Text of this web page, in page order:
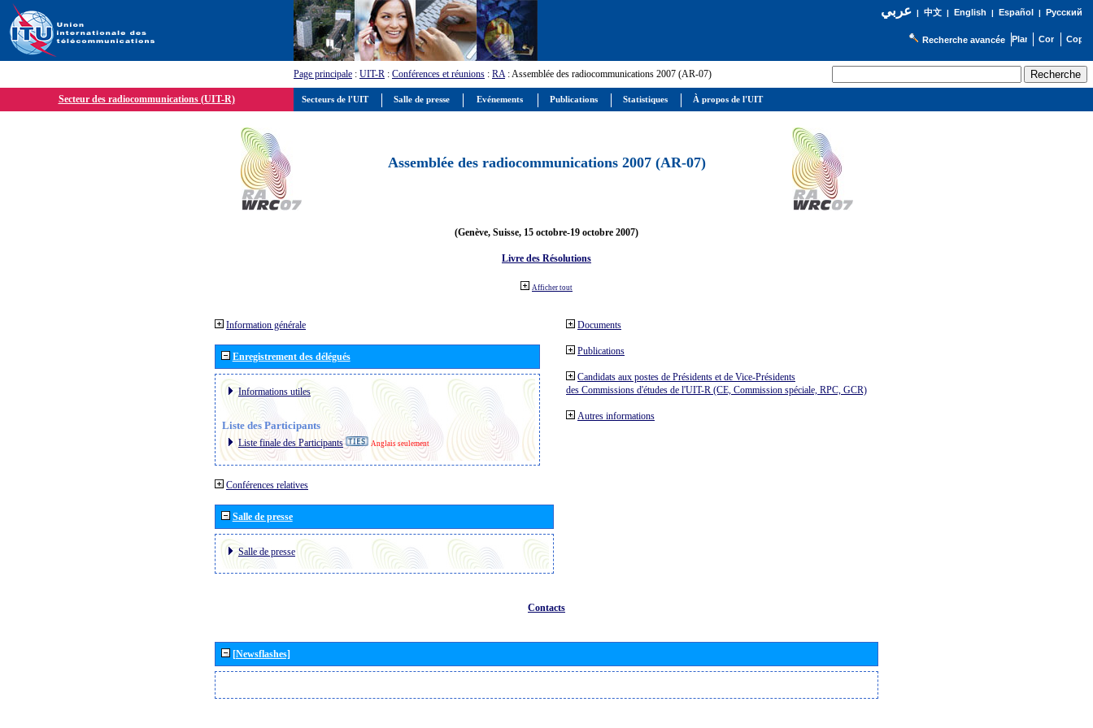
عربي| 中文| English | Español | Русский
Recherche avancée
Page principale : UIT-R : Conférences et réunions : RA: Assemblée des radiocommunications 2007 (AR-07)
Secteur des radiocommunications (UIT-R)
Assemblée des radiocommunications 2007 (AR-07)
(Genève, Suisse, 15 octobre-19 octobre 2007)
Livre des Résolutions
Afficher tout
Information générale
Enregistrement des délégués
Informations utiles
Liste des Participants
Liste finale des Participants Anglais seulement
Conférences relatives
Salle de presse
Salle de presse
Documents
Publications
Candidats aux postes de Présidents et de Vice-Présidents
des Commissions d'études de l'UIT-R (CE, Commission spéciale, RPC, GCR)
Autres informations
Contacts
[Newsflashes]
Secteurs de l'UIT Salle de presse Evénements Publications Statistiques À propos de l'UIT